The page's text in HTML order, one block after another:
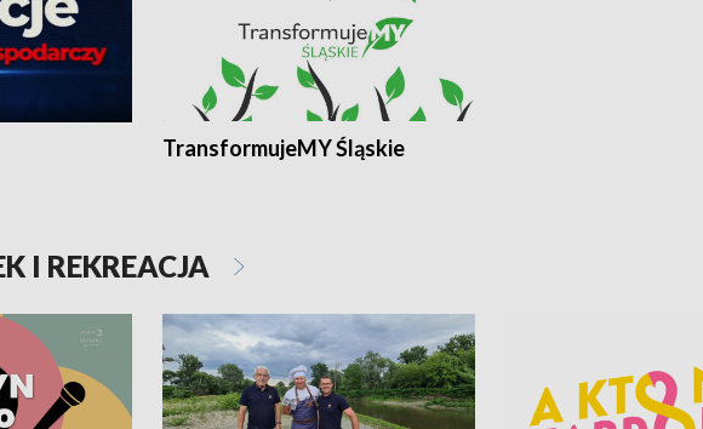
TransformujeMY Śląskie
I REKREACJA